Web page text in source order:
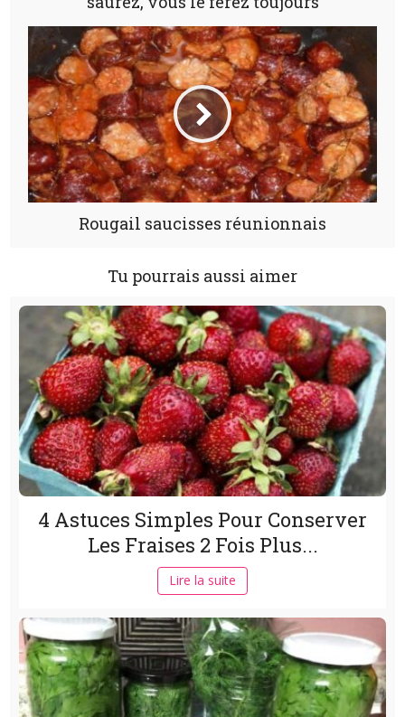
Rougail saucisses réunionnais
Tu pourrais aussi aimer
4 Astuces Simples Pour Conserver
Les Fraises 2 Fois Plus...
Lire la suite